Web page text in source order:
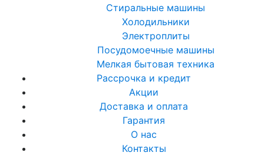
Стиральные машины
Холодильники
Электроплиты
Посудомоечные машины
Мелкая бытовая техника
Рассрочка и кредит
Акции
Доставка и оплата
Гарантия
О нас
Контакты